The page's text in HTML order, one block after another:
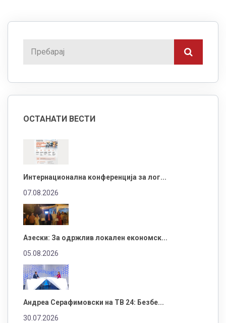
ОСТАНАТИ ВЕСТИ
Интернационална конференција за лог...
07.08.2026
Азески: За одржлив локален економск...
05.08.2026
Андреа Серафимовски на ТВ 24: Безбе...
30.07.2026